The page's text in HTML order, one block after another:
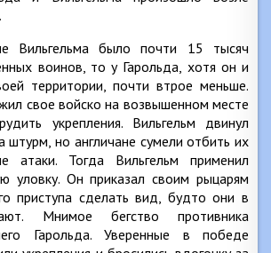
Вильгельма было почти 15 тысяч
воинов, то у Гарольда, хотя он и
территории, почти втрое меньше.
свое войско на возвышенном месте
укрепления. Вильгельм двинул
штурм, но англичане сумели отбить их
атаки. Тогда Вильгельм применил
уловку. Он приказал своим рыцарям
приступа сделать вид, будто они в
Мнимое бегство противника
Гарольда. Уверенные в победе